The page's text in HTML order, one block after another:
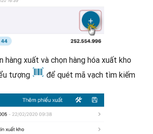
hàng xuất và chọn hàng hóa xuất kho
tượng
để quét mã vạch tìm kiếm